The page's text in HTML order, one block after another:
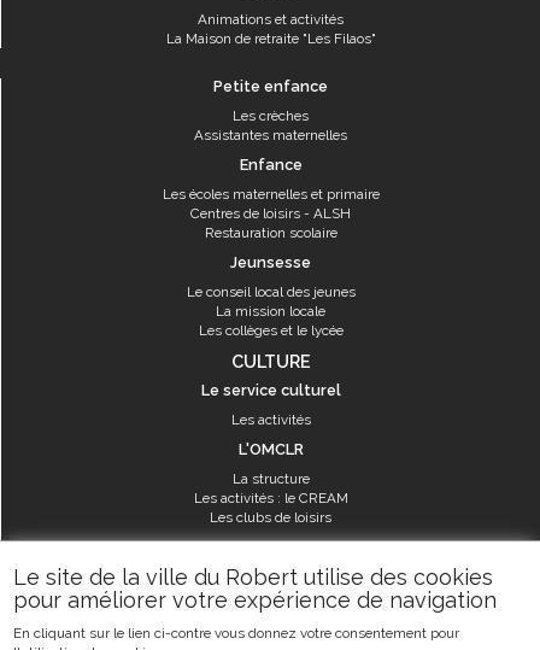
Le site de la ville du Robert utilise des cookies
pour améliorer votre expérience de navigation
En cliquant sur le lien ci-contre vous donnez votre consentement pour
Animations et activités
La Maison de retraite "Les Filaos"
Petite enfance
Les crèches
Assistantes maternelles
Enfance
Les écoles maternelles et primaire
Centres de loisirs - ALSH
Restauration scolaire
Jeunsesse
Le conseil local des jeunes
La mission locale
Les collèges et le lycée
CULTURE
Le service culturel
Les activités
L'OMCLR
La structure
Les activités : le CREAM
Les clubs de loisirs
SPORT
Les équipements sportifs
Les aménagements municipaux
Les activités